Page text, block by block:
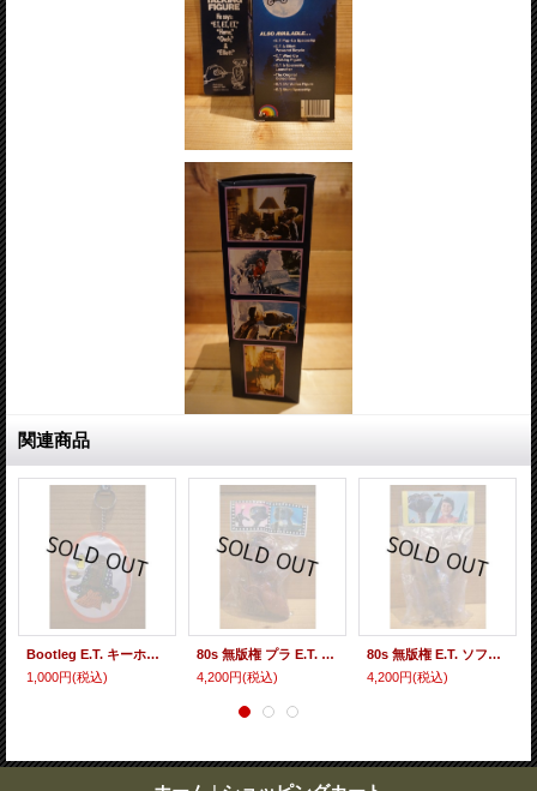
関連商品
Bootleg E.T. キーホルダー 【H】
1,000円(税込)
80s 無版権 プラ E.T. 人形 【B】
4,200円(税込)
80s 無版権 E.T. ソフビ 袋入り 【F】
4,200円(税込)